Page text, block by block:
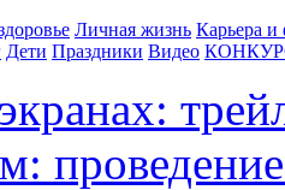
Личная жизнь Карьера
Дети Праздники Видео